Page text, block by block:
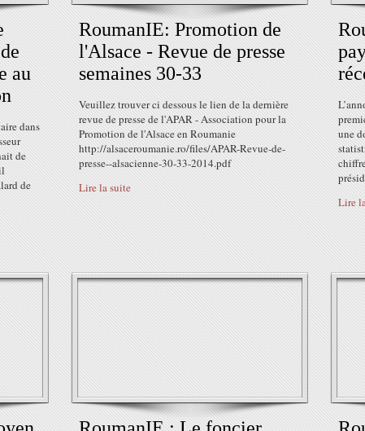
au
dans
de
de
RoumanIE: Promotion de
l'Alsace - Revue de presse
semaines 30-33
Veuillez trouver ci dessous le lien de la dernière
revue de presse de l'APAR - Association pour la
Promotion de l'Alsace en Roumanie
http://alsaceroumanie.ro/files/APAR-Revue-de-
presse--alsacienne-30-33-2014.pdf
Lire la suite
une
Lire